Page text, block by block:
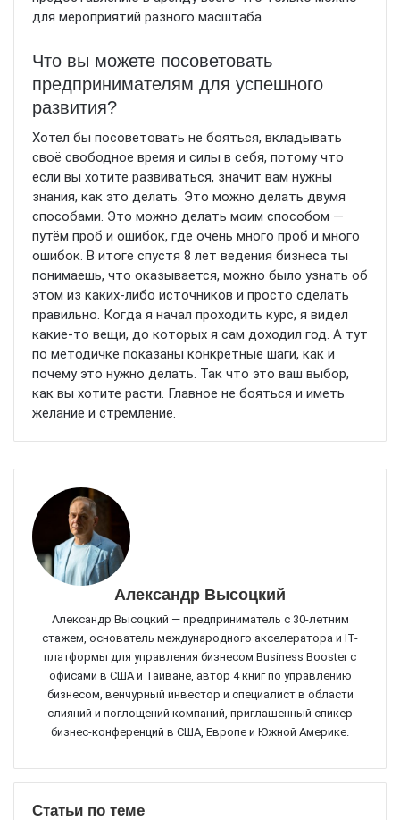
для мероприятий разного масштаба.
Что вы можете посоветовать
предпринимателям для успешного
развития?
Хотел бы посоветовать не бояться, вкладывать
своё свободное время и силы в себя, потому что
если вы хотите развиваться, значит вам нужны
знания, как это делать. Это можно делать двумя
способами. Это можно делать моим способом —
путём проб и ошибок, где очень много проб и много
ошибок. В итоге спустя 8 лет ведения бизнеса ты
понимаешь, что оказывается, можно было узнать об
этом из каких-либо источников и просто сделать
правильно. Когда я начал проходить курс, я видел
какие-то вещи, до которых я сам доходил год. А тут
по методичке показаны конкретные шаги, как и
почему это нужно делать. Так что это ваш выбор,
как вы хотите расти. Главное не бояться и иметь
желание и стремление.
Александр Высоцкий
Александр Высоцкий — предприниматель с 30-летним
стажем, основатель международного акселератора и IT-
платформы для управления бизнесом Business Booster c
офисами в США и Тайване, автор 4 книг по управлению
бизнесом, венчурный инвестор и специалист в области
слияний и поглощений компаний, приглашенный спикер
бизнес-конференций в США, Европе и Южной Америке.
Статьи по теме